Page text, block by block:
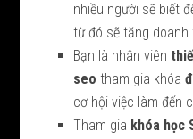
nhiều người sẽ biết
từ đó sẽ tăng doanh
Bạn là nhân viên
seo tham gia khóa
cơ hội việc làm đến
Tham gia khóa học